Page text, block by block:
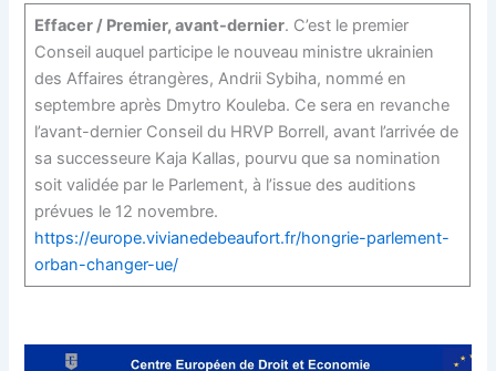
Effacer / Premier, avant-dernier. C’est le premier
Conseil auquel participe le nouveau ministre ukrainien
des Affaires étrangères, Andrii Sybiha, nommé en
septembre après Dmytro Kouleba. Ce sera en revanche
l’avant-dernier Conseil du HRVP Borrell, avant l’arrivée de
sa successeure Kaja Kallas, pourvu que sa nomination
soit validée par le Parlement, à l’issue des auditions
prévues le 12 novembre.
https://europe.vivianedebeaufort.fr/hongrie-parlement-
orban-changer-ue/